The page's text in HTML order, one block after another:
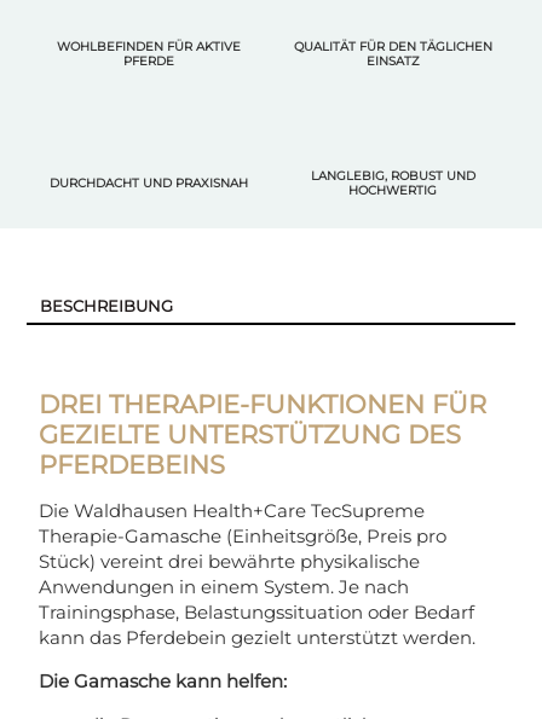
WOHLBEFINDEN FÜR AKTIVE
PFERDE
QUALITÄT FÜR DEN TÄGLICHEN
EINSATZ
DURCHDACHT UND PRAXISNAH
LANGLEBIG, ROBUST UND
HOCHWERTIG
BESCHREIBUNG
DREI THERAPIE-FUNKTIONEN FÜR
GEZIELTE UNTERSTÜTZUNG DES
PFERDEBEINS
Die Waldhausen Health+Care TecSupreme
Therapie-Gamasche (Einheitsgröße, Preis pro
Stück) vereint drei bewährte physikalische
Anwendungen in einem System. Je nach
Trainingsphase, Belastungssituation oder Bedarf
kann das Pferdebein gezielt unterstützt werden.
Die Gamasche kann helfen: